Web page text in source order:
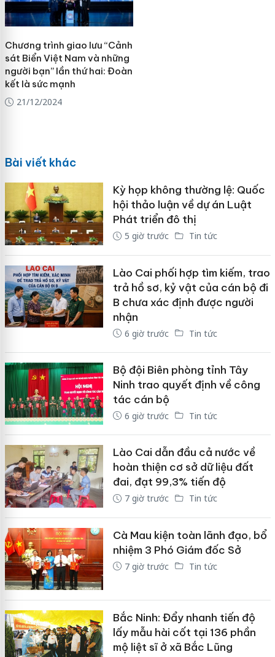
Chương trình giao lưu “Cảnh
sát Biển Việt Nam và những
người bạn” lần thứ hai: Đoàn
kết là sức mạnh
21/12/2024
Bài viết khác
Kỳ họp không thường lệ: Quốc
hội thảo luận về dự án Luật
Phát triển đô thị
5 giờ trước Tin tức
Lào Cai phối hợp tìm kiếm, trao
trả hồ sơ, kỷ vật của cán bộ đi
B chưa xác định được người
nhận
6 giờ trước Tin tức
Bộ đội Biên phòng tỉnh Tây
Ninh trao quyết định về công
tác cán bộ
6 giờ trước Tin tức
Lào Cai dẫn đầu cả nước về
hoàn thiện cơ sở dữ liệu đất
đai, đạt 99,3% tiến độ
7 giờ trước Tin tức
Cà Mau kiện toàn lãnh đạo, bổ
nhiệm 3 Phó Giám đốc Sở
7 giờ trước Tin tức
Bắc Ninh: Đẩy nhanh tiến độ
lấy mẫu hài cốt tại 136 phần
mộ liệt sĩ ở xã Bắc Lũng